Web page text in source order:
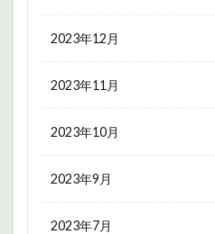
2023年12月
2023年11月
2023年10月
2023年9月
2023年7月